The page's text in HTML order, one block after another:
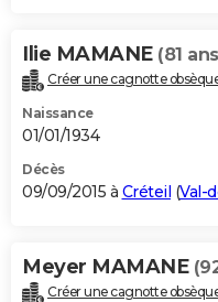
Ilie MAMANE (81
Créer une cagnotte
Naissance
01/01/1934
Décès
09/09/2015 à Créteil (Val-
Meyer MAMANE
Créer une cagnotte